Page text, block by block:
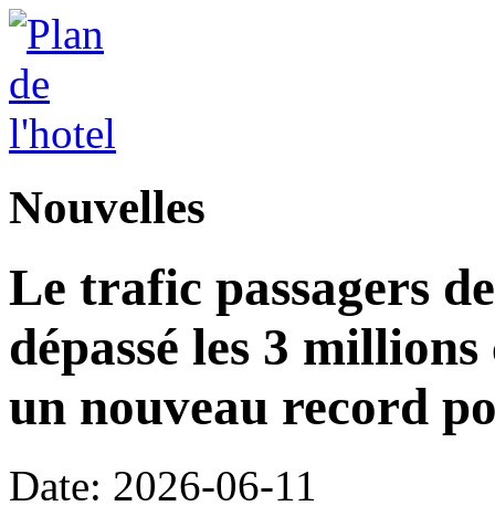
Nouvelles
Le trafic passagers
dépassé les 3
un nouveau record
Date: 2026-06-11